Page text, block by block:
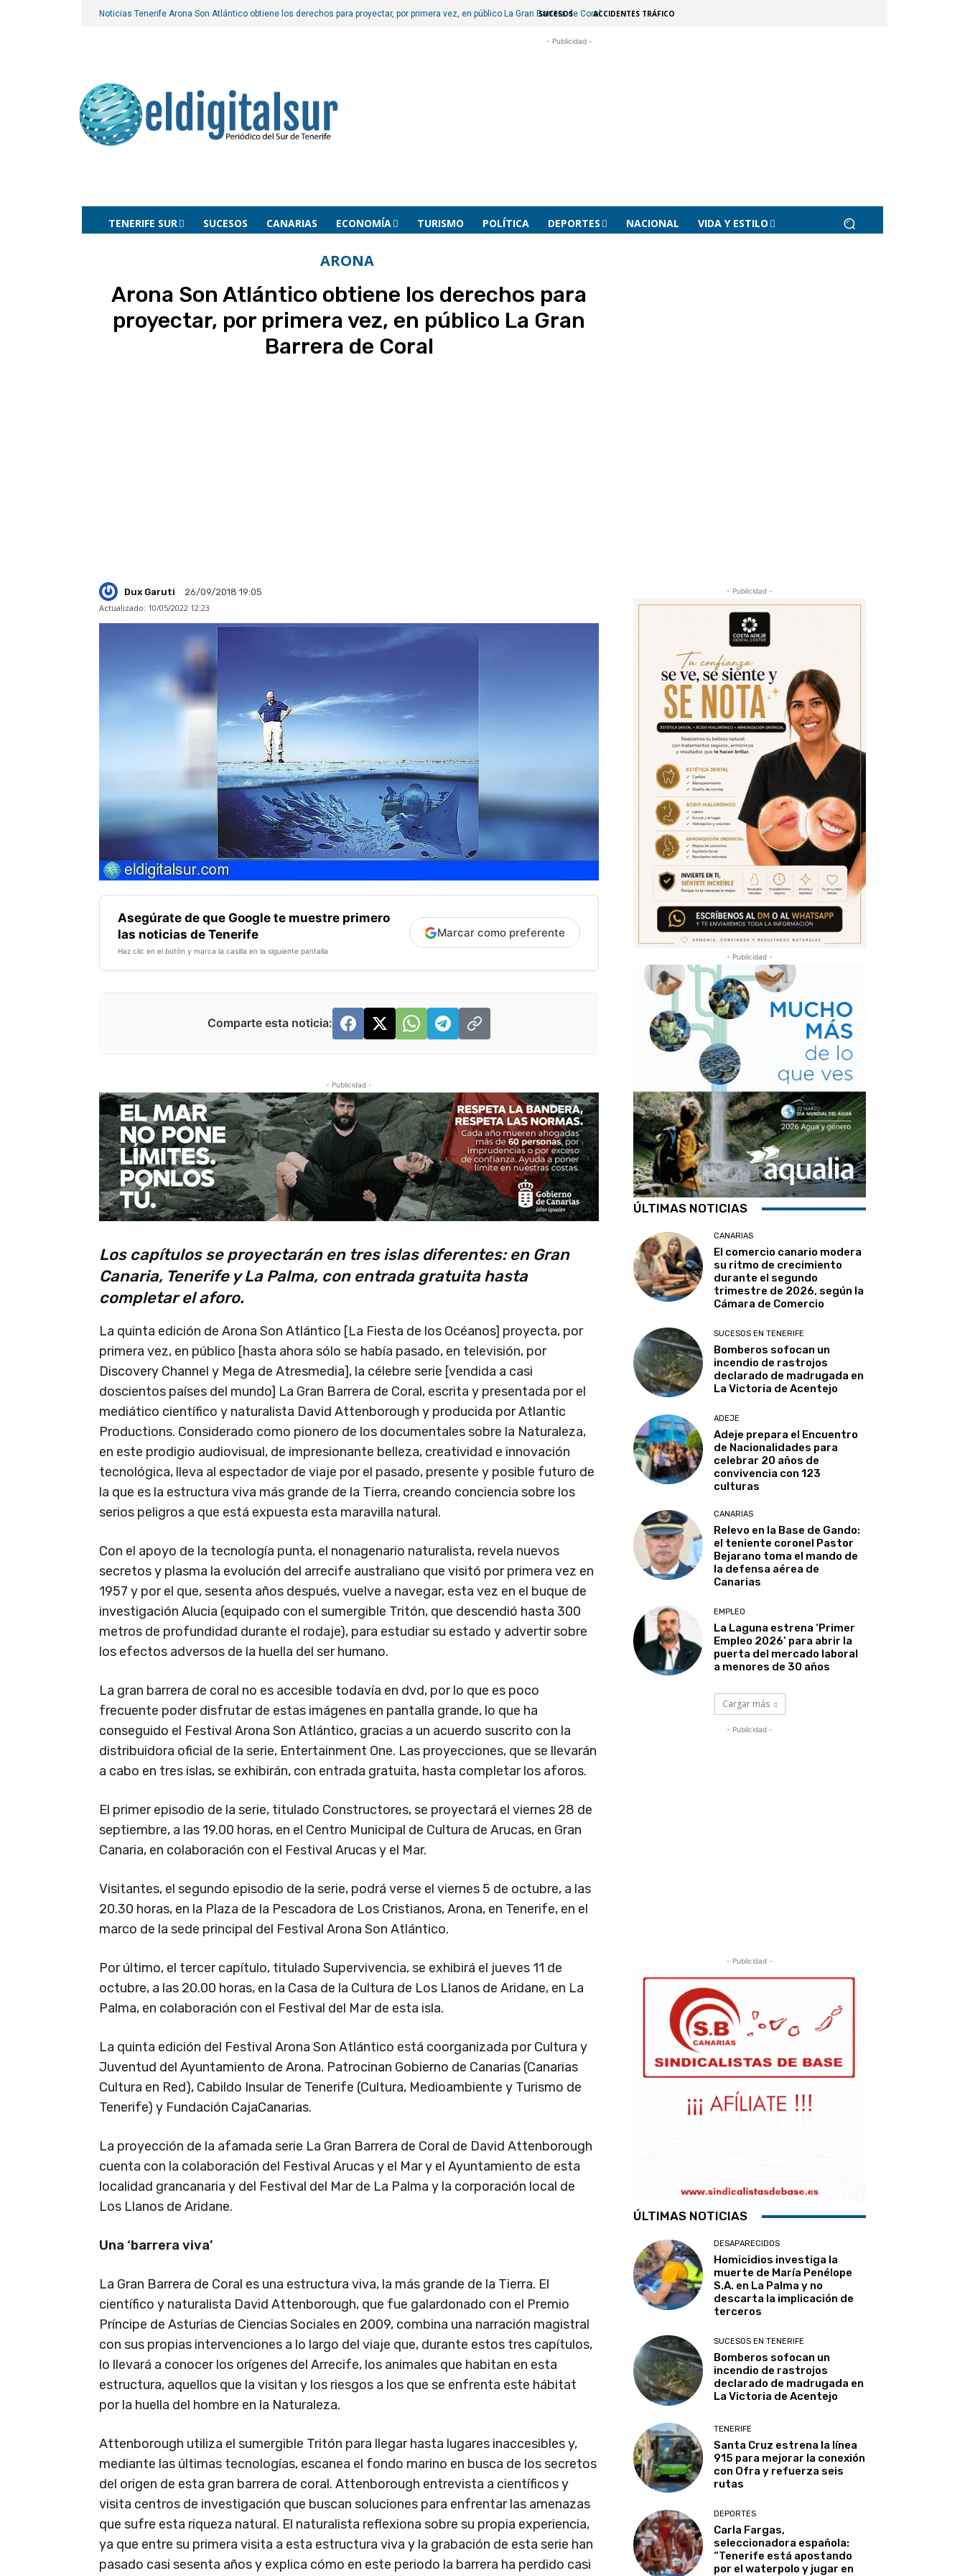
Noticias Tenerife Arona Son Atlántico obtiene los derechos para proyectar, por primera vez, en público La Gran Barrera de Coral
SUCESOS ACCIDENTES TRÁFICO
- Publicidad -
TENERIFE SUR SUCESOS CANARIAS ECONOMÍA TURISMO POLÍTICA DEPORTES NACIONAL VIDA Y ESTILO
ARONA
Arona Son Atlántico obtiene los derechos para
proyectar, por primera vez, en público La Gran
Barrera de Coral
Dux Garuti
26/09/2018 19:05
Actualizado: 10/05/2022 12:23
Asegúrate de que Google te muestre primero
las noticias de Tenerife
Haz clic en el botón y marca la casilla en la siguiente pantalla
Marcar como preferente
Comparte esta noticia:
- Publicidad -
Los capítulos se proyectarán en tres islas diferentes: en Gran
Canaria, Tenerife y La Palma, con entrada gratuita hasta
completar el aforo.
La quinta edición de Arona Son Atlántico [La Fiesta de los Océanos] proyecta, por
primera vez, en público [hasta ahora sólo se había pasado, en televisión, por
Discovery Channel y Mega de Atresmedia], la célebre serie [vendida a casi
doscientos países del mundo] La Gran Barrera de Coral, escrita y presentada por el
mediático científico y naturalista David Attenborough y producida por Atlantic
Productions. Considerado como pionero de los documentales sobre la Naturaleza,
en este prodigio audiovisual, de impresionante belleza, creatividad e innovación
tecnológica, lleva al espectador de viaje por el pasado, presente y posible futuro de
la que es la estructura viva más grande de la Tierra, creando conciencia sobre los
serios peligros a que está expuesta esta maravilla natural.
Con el apoyo de la tecnología punta, el nonagenario naturalista, revela nuevos
secretos y plasma la evolución del arrecife australiano que visitó por primera vez en
1957 y por el que, sesenta años después, vuelve a navegar, esta vez en el buque de
investigación Alucia (equipado con el sumergible Tritón, que descendió hasta 300
metros de profundidad durante el rodaje), para estudiar su estado y advertir sobre
los efectos adversos de la huella del ser humano.
La gran barrera de coral no es accesible todavía en dvd, por lo que es poco
frecuente poder disfrutar de estas imágenes en pantalla grande, lo que ha
conseguido el Festival Arona Son Atlántico, gracias a un acuerdo suscrito con la
distribuidora oficial de la serie, Entertainment One. Las proyecciones, que se llevarán
a cabo en tres islas, se exhibirán, con entrada gratuita, hasta completar los aforos.
El primer episodio de la serie, titulado Constructores, se proyectará el viernes 28 de
septiembre, a las 19.00 horas, en el Centro Municipal de Cultura de Arucas, en Gran
Canaria, en colaboración con el Festival Arucas y el Mar.
Visitantes, el segundo episodio de la serie, podrá verse el viernes 5 de octubre, a las
20.30 horas, en la Plaza de la Pescadora de Los Cristianos, Arona, en Tenerife, en el
marco de la sede principal del Festival Arona Son Atlántico.
Por último, el tercer capítulo, titulado Supervivencia, se exhibirá el jueves 11 de
octubre, a las 20.00 horas, en la Casa de la Cultura de Los Llanos de Aridane, en La
Palma, en colaboración con el Festival del Mar de esta isla.
La quinta edición del Festival Arona Son Atlántico está coorganizada por Cultura y
Juventud del Ayuntamiento de Arona. Patrocinan Gobierno de Canarias (Canarias
Cultura en Red), Cabildo Insular de Tenerife (Cultura, Medioambiente y Turismo de
Tenerife) y Fundación CajaCanarias.
La proyección de la afamada serie La Gran Barrera de Coral de David Attenborough
cuenta con la colaboración del Festival Arucas y el Mar y el Ayuntamiento de esta
localidad grancanaria y del Festival del Mar de La Palma y la corporación local de
Los Llanos de Aridane.
Una ‘barrera viva’
La Gran Barrera de Coral es una estructura viva, la más grande de la Tierra. El
científico y naturalista David Attenborough, que fue galardonado con el Premio
Príncipe de Asturias de Ciencias Sociales en 2009, combina una narración magistral
con sus propias intervenciones a lo largo del viaje que, durante estos tres capítulos,
lo llevará a conocer los orígenes del Arrecife, los animales que habitan en esta
estructura, aquellos que la visitan y los riesgos a los que se enfrenta este hábitat
por la huella del hombre en la Naturaleza.
Attenborough utiliza el sumergible Tritón para llegar hasta lugares inaccesibles y,
mediante las últimas tecnologías, escanea el fondo marino en busca de los secretos
del origen de esta gran barrera de coral. Attenborough entrevista a científicos y
visita centros de investigación que buscan soluciones para enfrentar las amenazas
que sufre esta riqueza natural. El naturalista reflexiona sobre su propia experiencia,
ya que entre su primera visita a esta estructura viva y la grabación de esta serie han
pasado casi sesenta años y explica cómo en este periodo la barrera ha perdido casi
- Publicidad -
- Publicidad -
ÚLTIMAS NOTICIAS
CANARIAS
El comercio canario modera
su ritmo de crecimiento
durante el segundo
trimestre de 2026, según la
Cámara de Comercio
SUCESOS EN TENERIFE
Bomberos sofocan un
incendio de rastrojos
declarado de madrugada en
La Victoria de Acentejo
ADEJE
Adeje prepara el Encuentro
de Nacionalidades para
celebrar 20 años de
convivencia con 123
culturas
CANARIAS
Relevo en la Base de Gando:
el teniente coronel Pastor
Bejarano toma el mando de
la defensa aérea de
Canarias
EMPLEO
La Laguna estrena ‘Primer
Empleo 2026’ para abrir la
puerta del mercado laboral
a menores de 30 años
Cargar más
- Publicidad -
- Publicidad -
ÚLTIMAS NOTICIAS
DESAPARECIDOS
Homicidios investiga la
muerte de María Penélope
S.A. en La Palma y no
descarta la implicación de
terceros
SUCESOS EN TENERIFE
Bomberos sofocan un
incendio de rastrojos
declarado de madrugada en
La Victoria de Acentejo
TENERIFE
Santa Cruz estrena la línea
915 para mejorar la conexión
con Ofra y refuerza seis
rutas
DEPORTES
Carla Fargas,
seleccionadora española:
“Tenerife está apostando
por el waterpolo y jugar en